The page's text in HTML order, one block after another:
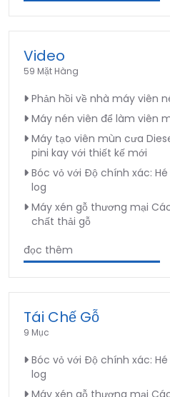
Video
59 Mặt Hàng
Phản hồi về nhà máy viên
Máy nén viên để làm viên
Máy tạo viên mùn cưa
pini kay với thiết kế mới
Bóc vỏ với Độ chính xác:
log
Máy xén gỗ thương mại
chất thải gỗ
đọc thêm
Tái Chế Gỗ
9 Mục
Bóc vỏ với Độ chính xác:
log